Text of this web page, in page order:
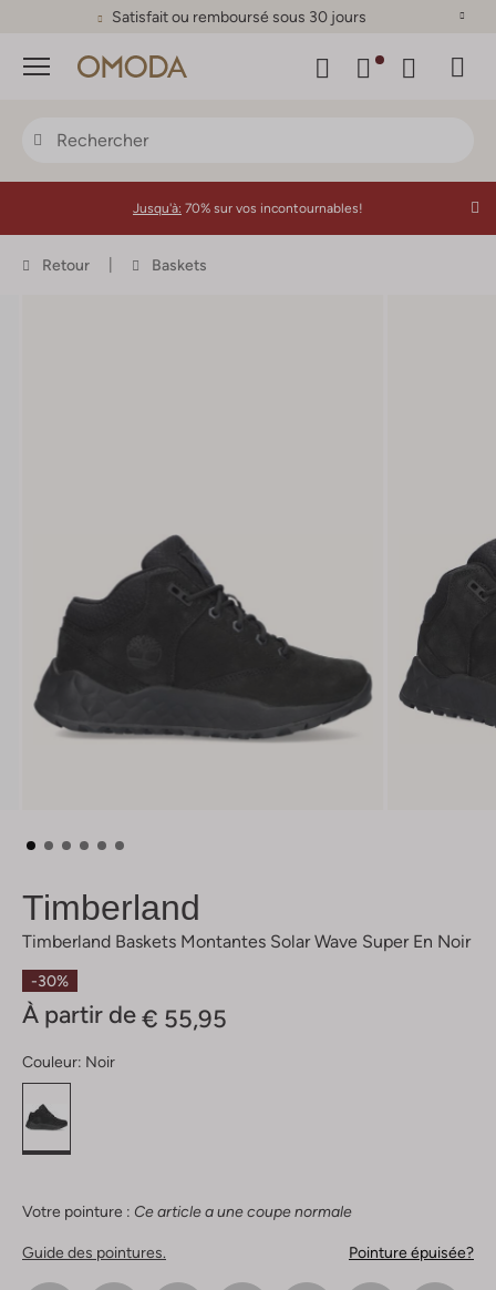
Satisfait ou remboursé sous 30 jours
Menu
Jusqu'à: 70% sur vos incontournables!
Retour Baskets
Timberland
Timberland Baskets Montantes Solar Wave Super En Noir
-30%
À partir de € 55,95
Couleur: Noir
Votre pointure : Ce article a une coupe normale
Guide des pointures. Pointure épuisée?